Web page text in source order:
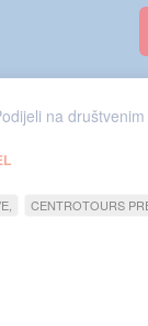
na
CENTROTOURS